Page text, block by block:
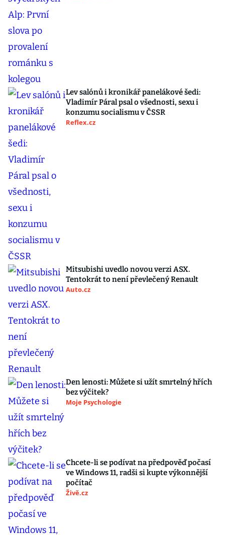
Lev salónů i kronikář panelákové šedi:
Vladimír Páral psal o všednosti, sexu i
konzumu socialismu v ČSSR
Reflex.cz
Mitsubishi uvedlo novou verzi ASX.
Tentokrát to není převlečený Renault
Auto.cz
Den lenosti: Můžete si užít smrtelný hřích
bez výčitek?
Moje Psychologie
Chcete-li se podívat na předpověď počasí
ve Windows 11, radši si kupte výkonnější
počítač
Živě.cz